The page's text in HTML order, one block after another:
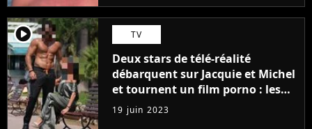
player2 TV
Deux stars de télé-réalité
débarquent sur Jacquie et Michel
et tournent un film porno : les
premières images du tournage
(exclu)
19 juin 2023